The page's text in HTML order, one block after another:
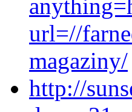
url=//
magaziny/
http://